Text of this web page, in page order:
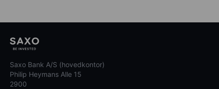
Saxo Bank A/S (hovedkontor)
Philip Heymans Alle 15
2900